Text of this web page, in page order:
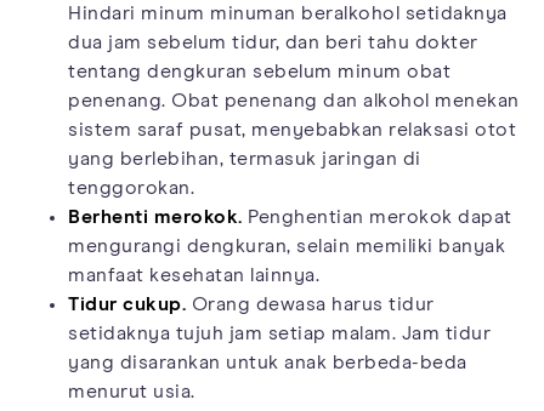
Hindari minum minuman beralkohol setidaknya
dua jam sebelum tidur, dan beri tahu dokter
tentang dengkuran sebelum minum obat
penenang. Obat penenang dan alkohol menekan
sistem saraf pusat, menyebabkan relaksasi otot
yang berlebihan, termasuk jaringan di
tenggorokan.
Berhenti merokok. Penghentian merokok dapat
mengurangi dengkuran, selain memiliki banyak
manfaat kesehatan lainnya.
Tidur cukup. Orang dewasa harus tidur
setidaknya tujuh jam setiap malam. Jam tidur
yang disarankan untuk anak berbeda-beda
menurut usia.